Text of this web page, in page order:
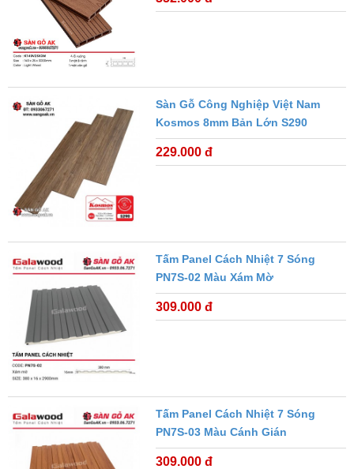
Sàn Gỗ Công Nghiệp Việt Nam
Kosmos 8mm Bản Lớn S290
229.000 đ
Tấm Panel Cách Nhiệt 7 Sóng
PN7S-02 Màu Xám Mờ
309.000 đ
Tấm Panel Cách Nhiệt 7 Sóng
PN7S-03 Màu Cánh Gián
309.000 đ